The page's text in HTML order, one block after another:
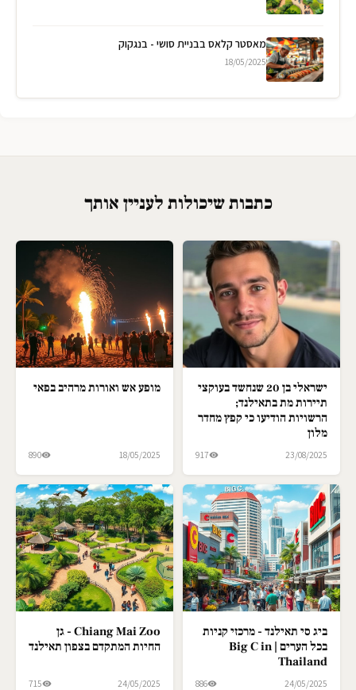
מאסטר קלאס בבניית סושי - בנגקוק
18/05/2025
כתבות שיכולות לעניין אותך
ישראלי בן 20 שנחשד בעוקצי
תיירות מת בתאילנד;
הרשויות הודיעו כי קפץ מחדר
מלון
23/08/2025
917
מופע אש ואורות מרהיב בפאי
18/05/2025
890
ביג סי תאילנד - מרכזי קניות
בכל הערים | Big C in
Thailand
24/05/2025
886
Chiang Mai Zoo - גן
החיות המתקדם בצפון תאילנד
24/05/2025
715